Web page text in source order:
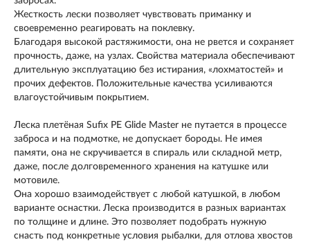
Жесткость лески позволяет чувствовать приманку и
своевременно реагировать на поклевку.
Благодаря высокой растяжимости, она не рвется и сохраняет
прочность, даже, на узлах. Свойства материала обеспечивают
длительную эксплуатацию без истирания, «лохматостей» и
прочих дефектов. Положительные качества усиливаются
влагоустойчивым покрытием.
Леска плетёная Sufix PE Glide Master не путается в процессе
заброса и на подмотке, не допускает бороды. Не имея
памяти, она не скручивается в спираль или складной метр,
даже, после долговременного хранения на катушке или
мотовиле.
Она хорошо взаимодействует с любой катушкой, в любом
варианте оснастки. Леска производится в разных вариантах
по толщине и длине. Это позволяет подобрать нужную
снасть под конкретные условия рыбалки, для отлова хвостов